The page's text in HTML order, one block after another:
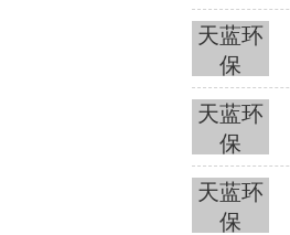
天蓝环
保
天蓝环
保
天蓝环
保